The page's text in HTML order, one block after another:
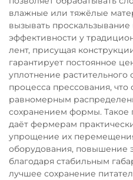
влажные или тяжёлые
вызывать
эффективности у
лент, присущая
гарантирует постоянное
уплотнение
процесса прессования, что
равномерным
сохранением формы. Такое
даёт фермерам
упрощение их
оборудования, повышение
благодаря стабильным
лучшее сохранение